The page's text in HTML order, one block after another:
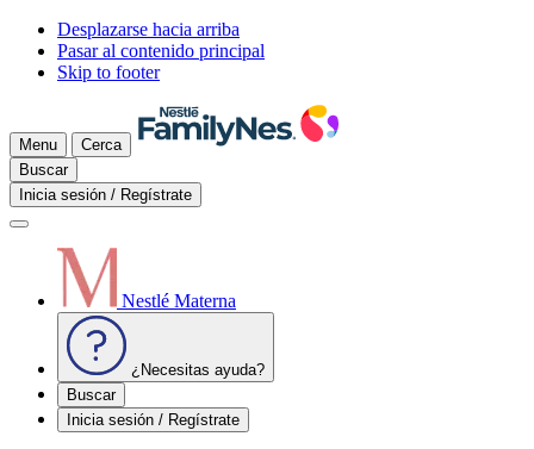
Desplazarse hacia arriba
Pasar al contenido principal
Skip to footer
Menu
Cerca
Buscar
Inicia sesión / Regístrate
Nestlé Materna
¿Necesitas ayuda?
Buscar
Inicia sesión / Regístrate